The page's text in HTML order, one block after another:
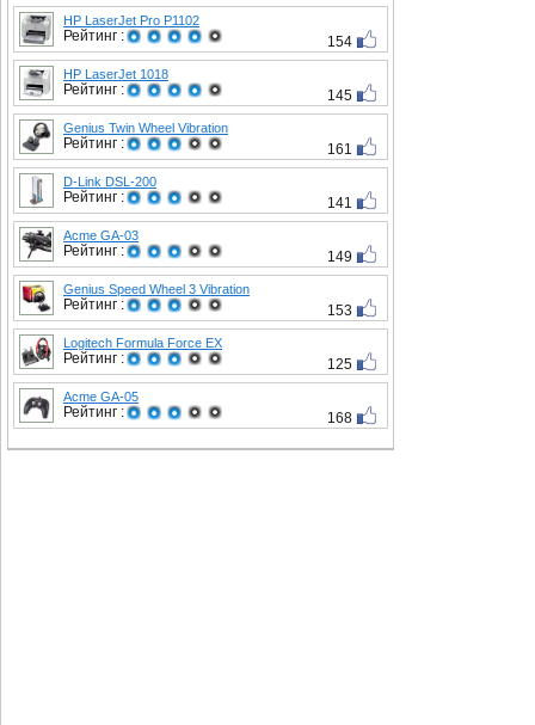
HP LaserJet Pro P1102
Рейтинг : 154
HP LaserJet 1018
Рейтинг : 145
Genius Twin Wheel Vibration
Рейтинг : 161
D-Link DSL-200
Рейтинг : 141
Acme GA-03
Рейтинг : 149
Genius Speed Wheel 3 Vibration
Рейтинг : 153
Logitech Formula Force EX
Рейтинг : 125
Acme GA-05
Рейтинг : 168